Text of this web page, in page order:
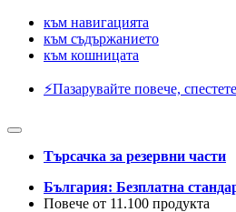
към навигацията
към съдържанието
към кошницата
⚡️Пазарувайте повече,
Търсачка за резервни части
България: Безплатна
Повече от 11.100 продукта